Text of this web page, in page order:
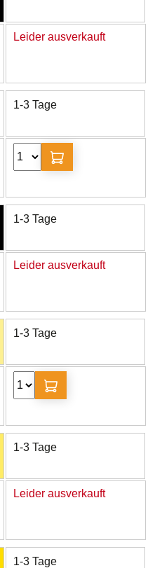
Leider ausverkauft
1-3 Tage
1-3 Tage
Leider ausverkauft
1-3 Tage
1-3 Tage
Leider ausverkauft
1-3 Tage